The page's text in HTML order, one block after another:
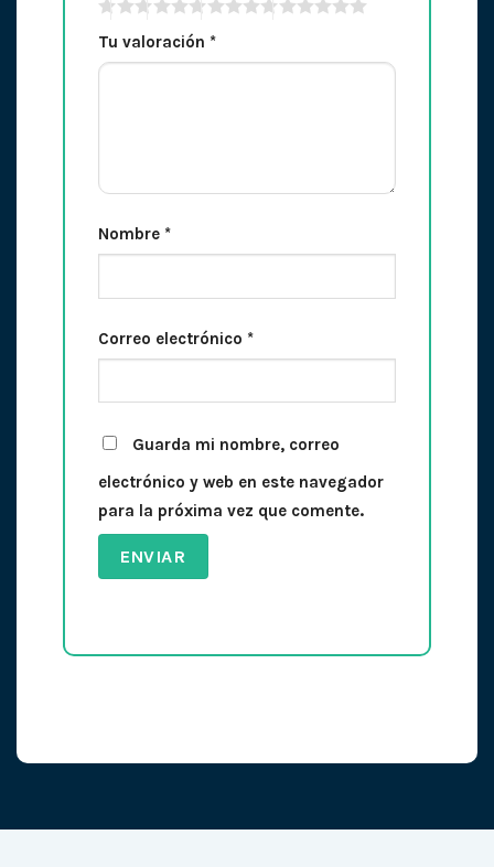
Tu valoración *
Nombre *
Correo electrónico *
Guarda mi nombre, correo
electrónico y web en este navegador
para la próxima vez que comente.